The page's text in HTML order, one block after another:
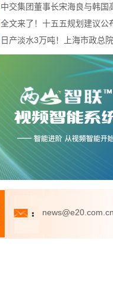
中交集团董事长宋海良与韩国
全文来了！十五五规划建议公
日产淡水3万吨！上海市政总院
news@e20.com.cn